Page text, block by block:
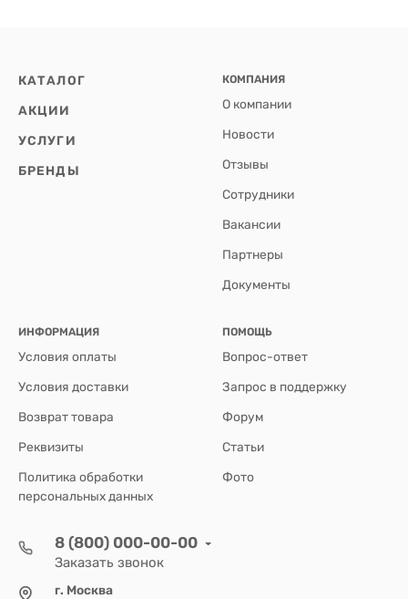
КАТАЛОГ
АКЦИИ
УСЛУГИ
БРЕНДЫ
КОМПАНИЯ
О компании
Новости
Отзывы
Сотрудники
Вакансии
Партнеры
Документы
ИНФОРМАЦИЯ
Условия оплаты
Условия доставки
Возврат товара
Реквизиты
Политика обработки
персональных данных
ПОМОЩЬ
Вопрос-ответ
Запрос в поддержку
Форум
Статьи
Фото
8 (800) 000-00-00
Заказать звонок
г. Москва